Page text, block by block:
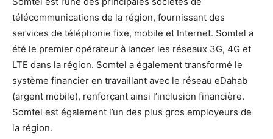
télécommunications de la région, fournissant des
services de téléphonie fixe, mobile et Internet. Somtel a
été le premier opérateur à lancer les réseaux 3G, 4G et
LTE dans la région. Somtel a également transformé le
système financier en travaillant avec le réseau eDahab
(argent mobile), renforçant ainsi l’inclusion financière.
Somtel est également l’un des plus gros employeurs de
la région.